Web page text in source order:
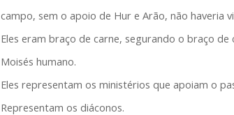
campo, sem o apoio de Hur e Arão, não haveria
Eles eram braço de carne, segurando o braço
Moisés humano.
Eles representam os ministérios que apoiam o
Representam os diáconos.